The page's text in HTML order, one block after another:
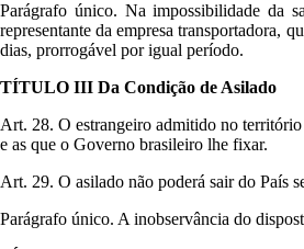
Parágrafo único. Na impossibilidade da
representante da empresa transportadora,
dias, prorrogável por igual período.
TÍTULO III Da Condição de Asilado
Art. 28. O estrangeiro admitido no
e as que o Governo brasileiro lhe fixar.
Art. 29. O asilado não poderá sair do País
Parágrafo único. A inobservância do